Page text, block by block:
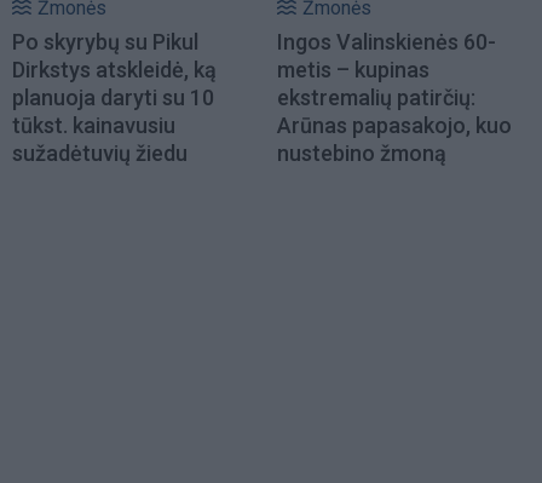
Žmonės
Po skyrybų su Pikul
Dirkstys atskleidė, ką
planuoja daryti su 10
tūkst. kainavusiu
sužadėtuvių žiedu
Žmonės
Ingos Valinskienės 60-
metis – kupinas
ekstremalių patirčių:
Arūnas papasakojo, kuo
nustebino žmoną